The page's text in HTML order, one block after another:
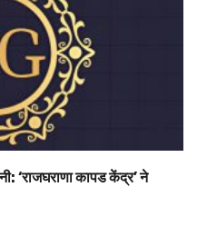
‘राजघराणा कापड केंद्र’ ने